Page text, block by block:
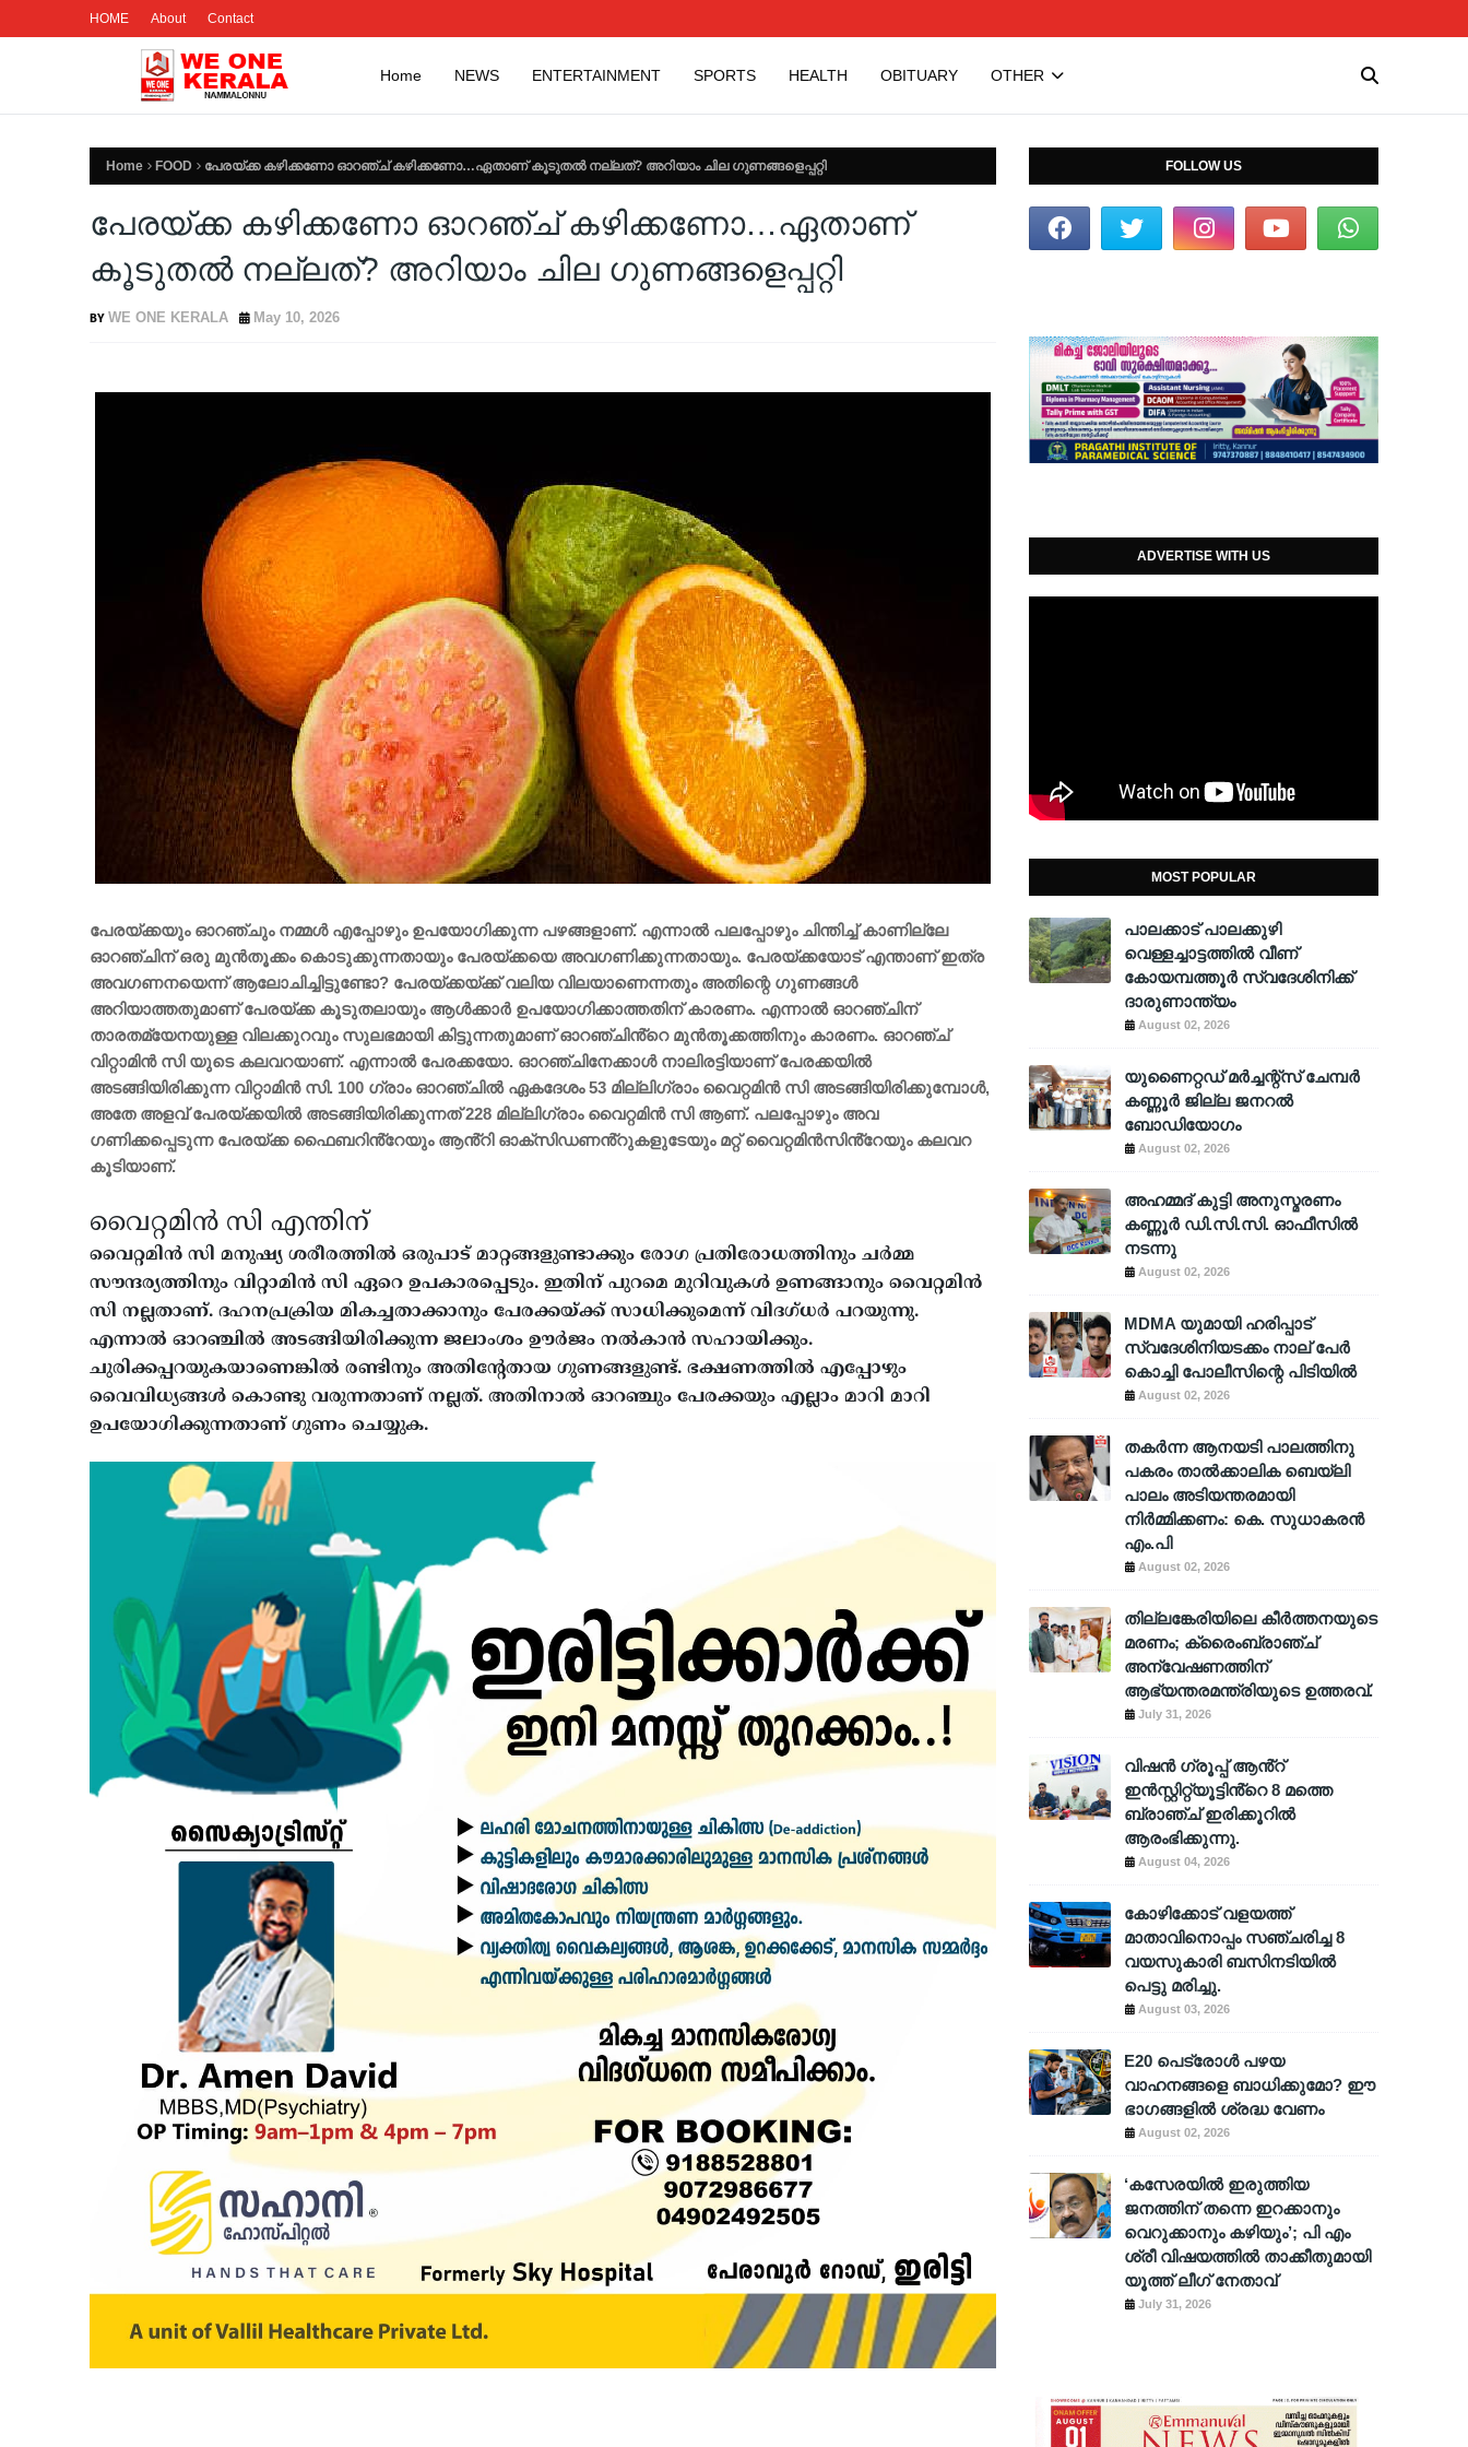
HOME About Contact
Home NEWS ENTERTAINMENT SPORTS HEALTH OBITUARY OTHER
Home FOOD പേരയ്ക്ക കഴിക്കണോ ഓറഞ്ച് കഴിക്കണോ…ഏതാണ് കൂടുതൽ നല്ലത്? അറിയാം ചില ​ഗുണങ്ങളെപ്പറ്റി
പേരയ്ക്ക കഴിക്കണോ ഓറഞ്ച് കഴിക്കണോ…ഏതാണ്
കൂടുതൽ നല്ലത്? അറിയാം ചില ​ഗുണങ്ങളെപ്പറ്റി
WE ONE KERALA May 10, 2026
പേരയ്ക്കയും ഓറഞ്ചും നമ്മൾ എപ്പോഴും ഉപയോ​ഗിക്കുന്ന പഴങ്ങളാണ്. എന്നാൽ പലപ്പോഴും ചിന്തിച്ച് കാണില്ലേ
ഓറഞ്ചിന് ഒരു മുൻതൂക്കം കൊടുക്കുന്നതായും പേരയ്ക്കയെ അവ​ഗണിക്കുന്നതായും. പേരയ്ക്കയോട് എന്താണ് ഇത്ര
അവ​ഗണനയെന്ന് ആലോചിച്ചിട്ടുണ്ടോ? പേരയ്ക്കയ്ക്ക് വലിയ വിലയാണെന്നതും അതിന്റെ ​ഗുണങ്ങൾ
അറിയാത്തതുമാണ് പേരയ്ക്ക കൂടുതലായും ആൾക്കാർ ഉപയോ​ഗിക്കാത്തതിന് കാരണം. എന്നാൽ ഓറഞ്ചിന്
താരതമ്യേനയുള്ള വിലക്കുറവും സുലഭമായി കിട്ടുന്നതുമാണ് ഓറഞ്ചിൻ്റെ മുൻതൂക്കത്തിനും കാരണം. ഓറഞ്ച്
വിറ്റാമിൻ സി യുടെ കലവറയാണ്. എന്നാൽ പേരക്കയോ. ഓറഞ്ചിനേക്കാൾ നാലിരട്ടിയാണ് പേരക്കയിൽ
അടങ്ങിയിരിക്കുന്ന വിറ്റാമിൻ സി. 100 ഗ്രാം ഓറഞ്ചിൽ ഏകദേശം 53 മില്ലിഗ്രാം വൈറ്റമിൻ സി അടങ്ങിയിരിക്കുമ്പോൾ,
അതേ അളവ് പേരയ്ക്കയിൽ അടങ്ങിയിരിക്കുന്നത് 228 മില്ലിഗ്രാം വൈറ്റമിൻ സി ആണ്. പലപ്പോഴും അവ​
ഗണിക്കപ്പെടുന്ന പേരയ്ക്ക ഫൈബറിൻ്റേയും ആൻ്റി ഓക്സിഡണൻ്റുകളുടേയും മറ്റ് വൈറ്റമിൻസിൻ്റേയും കലവറ
കൂടിയാണ്. ‌‌
വൈറ്റമിൻ സി എന്തിന്
വൈറ്റമിൻ സി മനുഷ്യ ശരീരത്തിൽ ഒരുപാട് മാറ്റങ്ങളുണ്ടാക്കും രോ​ഗ പ്രതിരോധത്തിനും ചർമ്മ
സൗന്ദര്യത്തിനും വിറ്റാമിൻ സി ഏറെ ഉപകാരപ്പെടും. ഇതിന് പുറമെ മുറിവുകൾ ഉണങ്ങാനും വൈറ്റമിൻ
സി നല്ലതാണ്. ദഹനപ്രക്രിയ മികച്ചതാക്കാനും പേരക്കയ്ക്ക് സാധിക്കുമെന്ന് വിദ​ഗ്ധർ പറയുന്നു.
എന്നാൽ ഓറഞ്ചിൽ അടങ്ങിയിരിക്കുന്ന ജലാംശം ഊർജം നൽകാൻ സഹായിക്കും.
ചുരിക്കപ്പറയുകയാണെങ്കിൽ രണ്ടിനും അതിൻ്റേതായ ​ഗുണങ്ങളുണ്ട്. ഭക്ഷണത്തിൽ എപ്പോഴും
വൈവിധ്യങ്ങൾ കൊണ്ടു വരുന്നതാണ് നല്ലത്. അതിനാൽ ഓറഞ്ചും പേരക്കയും എല്ലാം മാറി മാറി
ഉപയോ​ഗിക്കുന്നതാണ് ​ഗുണം ചെയ്യുക.
FOLLOW US
ADVERTISE WITH US
MOST POPULAR
പാലക്കാട് പാലക്കുഴി
വെള്ളച്ചാട്ടത്തില്‍ വീണ്
കോയമ്പത്തൂര്‍ സ്വദേശിനിക്ക്
ദാരുണാന്ത്യം
August 02, 2026
യുണൈറ്റഡ് മർച്ചന്റ്സ് ചേമ്പർ
കണ്ണൂർ ജില്ല ജനറൽ
ബോഡിയോഗം
August 02, 2026
അഹമ്മദ് കുട്ടി അനുസ്മരണം
കണ്ണൂർ ഡി.സി.സി. ഓഫീസിൽ
നടന്നു
August 02, 2026
MDMA യുമായി ഹരിപ്പാട്
സ്വദേശിനിയടക്കം നാല് പേർ
കൊച്ചി പോലീസിന്റെ പിടിയിൽ
August 02, 2026
തകർന്ന ആനയടി പാലത്തിനു
പകരം താൽക്കാലിക ബെയ്‌ലി
പാലം അടിയന്തരമായി
നിർമ്മിക്കണം: കെ. സുധാകരൻ
എം.പി
August 02, 2026
തില്ലങ്കേരിയിലെ കീർത്തനയുടെ
മരണം; ക്രൈംബ്രാഞ്ച്
അന്വേഷണത്തിന്
ആഭ്യന്തരമന്ത്രിയുടെ ഉത്തരവ്.
July 31, 2026
വിഷൻ ഗ്രൂപ്പ് ആൻ്റ്
ഇൻസ്റ്റിറ്റ്യൂട്ടിൻ്റെ 8 മത്തെ
ബ്രാഞ്ച് ഇരിക്കൂറിൽ
ആരംഭിക്കുന്നു.
August 04, 2026
കോഴിക്കോട് വളയത്ത്
മാതാവിനൊപ്പം സഞ്ചരിച്ച 8
വയസുകാരി ബസിനടിയിൽ
പെട്ടു മരിച്ചു.
August 03, 2026
E20 പെട്രോൾ പഴയ
വാഹനങ്ങളെ ബാധിക്കുമോ? ഈ
ഭാഗങ്ങളിൽ ശ്രദ്ധ വേണം
August 02, 2026
‘കസേരയിൽ ഇരുത്തിയ
ജനത്തിന് തന്നെ ഇറക്കാനും
വെറുക്കാനും കഴിയും’; പി എം
ശ്രീ വിഷയത്തിൽ താക്കീതുമായി
യൂത്ത് ലീഗ് നേതാവ്
July 31, 2026